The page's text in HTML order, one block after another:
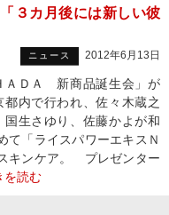
３カ月後には新しい彼
ニュース 2012年6月13日
ＡＤＡ 新商品誕生会」が
都内で行われ、佐々木蔵之
国生さゆり、佐藤かよが和
「ライスパワーエキスＮ
キンケア。 プレゼンター
を読む